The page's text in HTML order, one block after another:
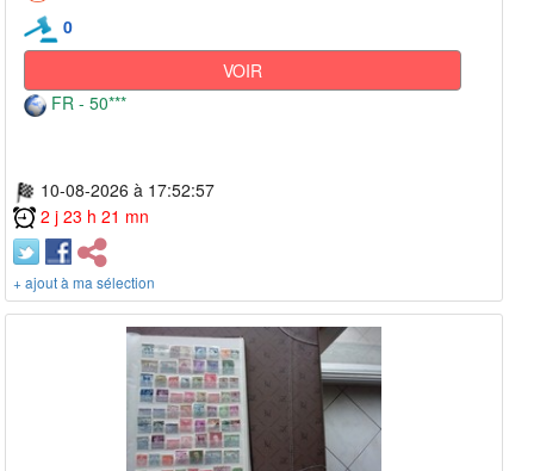
0
VOIR
FR - 50***
10-08-2026 à 17:52:57
2 j 23 h 21 mn
+ ajout à ma sélection